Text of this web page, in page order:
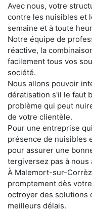
Avec nous, votre
contre les nuisibles et
semaine et à toute
Notre équipe de
réactive, la
facilement tous vos
société.
Nous allons pouvoir
dératisation s'il le faut
problème qui peut
de votre clientèle.
Pour une entreprise
présence de nuisibles
pour assurer une
tergiversez pas à nous
À Malemort-sur-
promptement dès
octroyer des solutions
meilleurs délais.